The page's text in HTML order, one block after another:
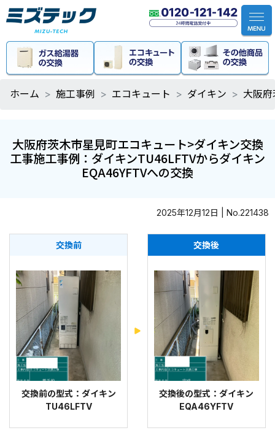
ホーム 施工事例 エコキュート ダイキン 大阪
大阪府茨木市星見町エコキュート>ダイキン交換
工事施工事例：ダイキンTU46LFTVからダイキン
EQA46YFTVへの交換
2025年12月12日 | No.221438
交換前
交換前の型式：ダイキン
TU46LFTV
交換後
交換後の型式：ダイキン
EQA46YFTV